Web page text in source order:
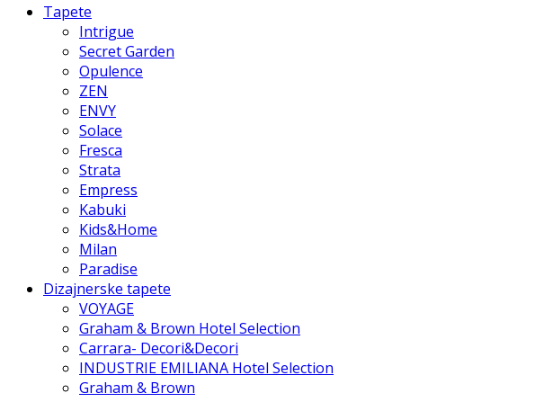
Tapete
Intrigue
Secret Garden
Opulence
ZEN
ENVY
Solace
Fresca
Strata
Empress
Kabuki
Kids&Home
Milan
Paradise
Dizajnerske tapete
VOYAGE
Graham & Brown Hotel Selection
Carrara- Decori&Decori
INDUSTRIE EMILIANA Hotel Selection
Graham & Brown